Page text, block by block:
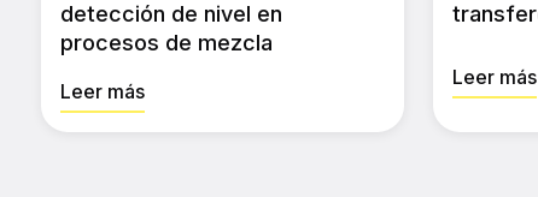
detección de nivel en
procesos de mezcla
Leer más
Leer más